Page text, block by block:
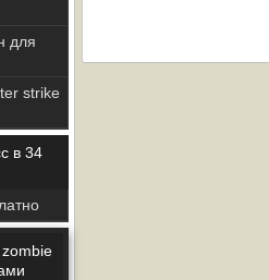
для
strike
в 34